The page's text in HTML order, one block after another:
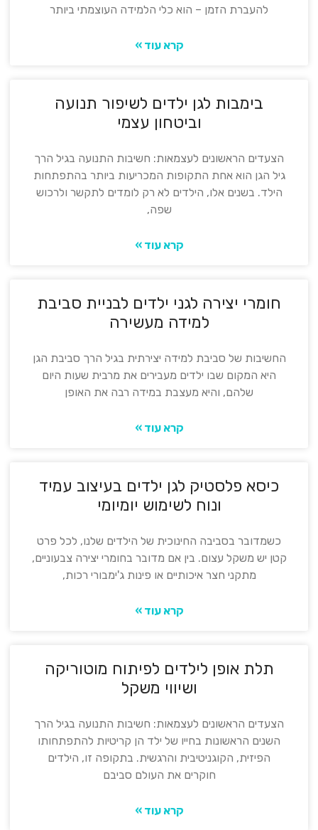
להעברת הזמן – הוא כלי הלמידה העוצמתי ביותר
קרא עוד »
בימבות לגן ילדים לשיפור תנועה
וביטחון עצמי
הצעדים הראשונים לעצמאות: חשיבות התנועה בגיל הרך
גיל הגן הוא אחת התקופות המכריעות ביותר בהתפתחות
הילד. בשנים אלו, הילדים לא רק לומדים לתקשר ולרכוש
שפה,
קרא עוד »
חומרי יצירה לגני ילדים לבניית סביבת
למידה מעשירה
החשיבות של סביבת למידה יצירתית בגיל הרך סביבת הגן
היא המקום שבו ילדים מעבירים את מרבית שעות היום
שלהם, והיא מעצבת במידה רבה את האופן
קרא עוד »
כיסא פלסטיק לגן ילדים בעיצוב עמיד
ונוח לשימוש יומיומי
כשמדובר בסביבה החינוכית של הילדים שלנו, לכל פרט
קטן יש משקל עצום. בין אם מדובר בחומרי יצירה צבעוניים,
מתקני חצר איכותיים או פינות ג'ימבורי רכות,
קרא עוד »
תלת אופן לילדים לפיתוח מוטוריקה
ושיווי משקל
הצעדים הראשונים לעצמאות: חשיבות התנועה בגיל הרך
השנים הראשונות בחייו של ילד הן קריטיות להתפתחותו
הפיזית, הקוגניטיבית והרגשית. בתקופה זו, הילדים
חוקרים את העולם סביבם
קרא עוד »